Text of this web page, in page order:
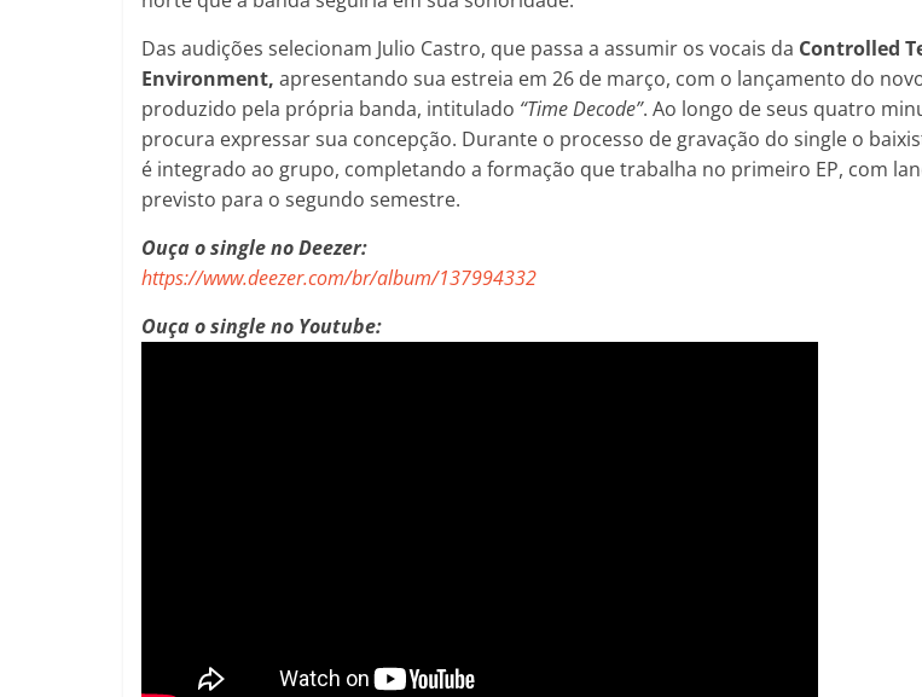
Das audições selecionam Julio Castro, que passa a assumir os vocais da Controlled
Environment, apresentando sua estreia em 26 de março, com o lançamento do
produzido pela própria banda, intitulado “Time Decode”. Ao longo de seus quatro
procura expressar sua concepção. Durante o processo de gravação do single o
é integrado ao grupo, completando a formação que trabalha no primeiro EP, com
previsto para o segundo semestre.
Ouça o single no Deezer:
https://www.deezer.com/br/album/137994332
Ouça o single no Youtube: